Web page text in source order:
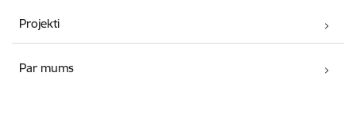
Projekti
Par mums